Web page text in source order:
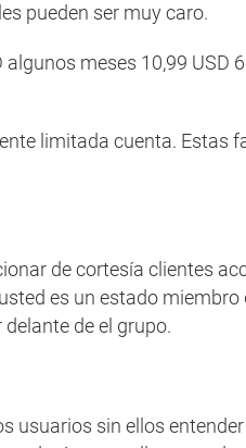
pueden ser muy caro.
meses 10,99 USD
limitada cuenta. Estas
de cortesía clientes
es un estado miembro
de el grupo.
usuarios sin ellos